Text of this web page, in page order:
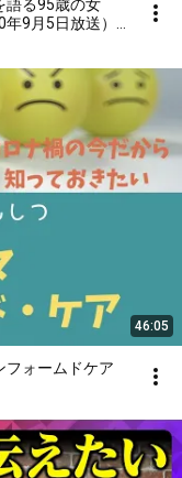
語る95歳の女
9月5日放送）#
46:05
ォームドケア